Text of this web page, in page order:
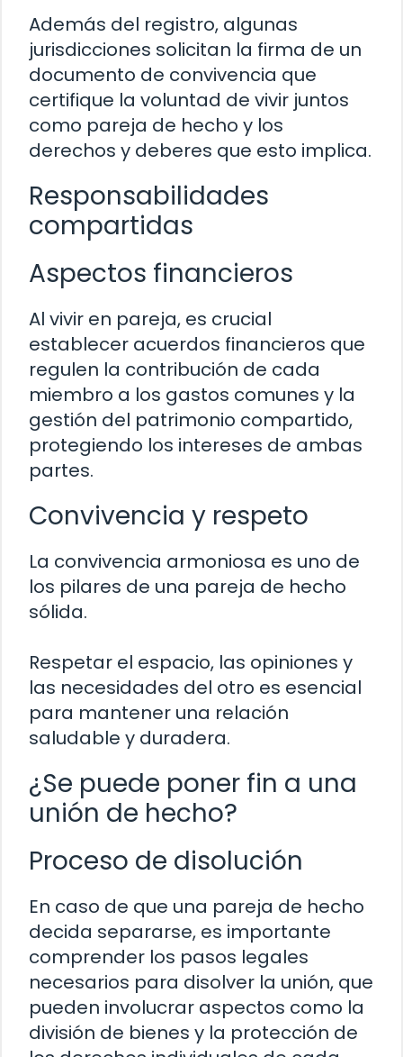
Además del registro, algunas
jurisdicciones solicitan la firma de un
documento de convivencia que
certifique la voluntad de vivir juntos
como pareja de hecho y los
derechos y deberes que esto implica.
Responsabilidades
compartidas
Aspectos financieros
Al vivir en pareja, es crucial
establecer acuerdos financieros que
regulen la contribución de cada
miembro a los gastos comunes y la
gestión del patrimonio compartido,
protegiendo los intereses de ambas
partes.
Convivencia y respeto
La convivencia armoniosa es uno de
los pilares de una pareja de hecho
sólida.
Respetar el espacio, las opiniones y
las necesidades del otro es esencial
para mantener una relación
saludable y duradera.
¿Se puede poner fin a una
unión de hecho?
Proceso de disolución
En caso de que una pareja de hecho
decida separarse, es importante
comprender los pasos legales
necesarios para disolver la unión, que
pueden involucrar aspectos como la
división de bienes y la protección de